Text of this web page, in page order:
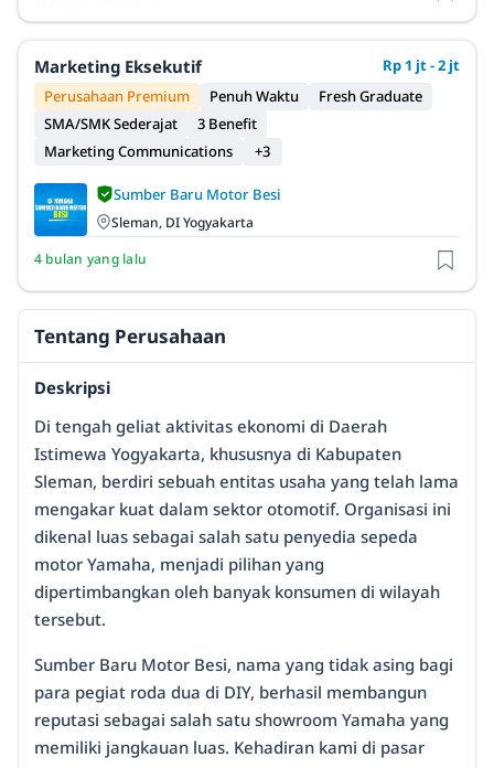
Marketing Eksekutif
Rp 1 jt - 2 jt
Perusahaan Premium
Penuh Waktu
Fresh Graduate
SMA/SMK Sederajat
3 Benefit
Marketing Communications
+3
Sumber Baru Motor Besi
Sleman, DI Yogyakarta
4 bulan yang lalu
Tentang Perusahaan
Deskripsi
Di tengah geliat aktivitas ekonomi di Daerah
Istimewa Yogyakarta, khususnya di Kabupaten
Sleman, berdiri sebuah entitas usaha yang telah lama
mengakar kuat dalam sektor otomotif. Organisasi ini
dikenal luas sebagai salah satu penyedia sepeda
motor Yamaha, menjadi pilihan yang
dipertimbangkan oleh banyak konsumen di wilayah
tersebut.
Sumber Baru Motor Besi, nama yang tidak asing bagi
para pegiat roda dua di DIY, berhasil membangun
reputasi sebagai salah satu showroom Yamaha yang
memiliki jangkauan luas. Kehadiran kami di pasar